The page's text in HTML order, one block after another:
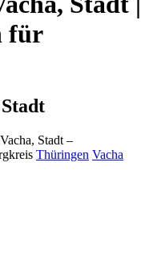
für
Stadt –
Thüringen Vacha